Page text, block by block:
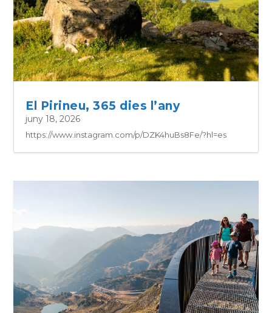
El Pirineu, 365 dies l’any
juny 18, 2026
https://www.instagram.com/p/DZK4huBs8Fe/?hl=es